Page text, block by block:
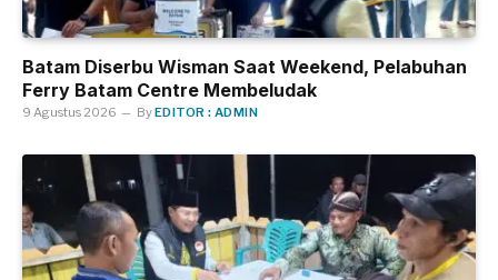
Batam Diserbu Wisman Saat Weekend, Pelabuhan
Ferry Batam Centre Membeludak
9 Agustus 2026 ByEDITOR : ADMIN